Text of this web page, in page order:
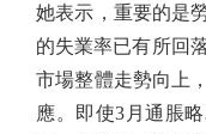
她表示，重要的是
的失業率已有所回
市場整體走勢向上
應。即使3月通脹